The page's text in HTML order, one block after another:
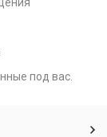
под вас.